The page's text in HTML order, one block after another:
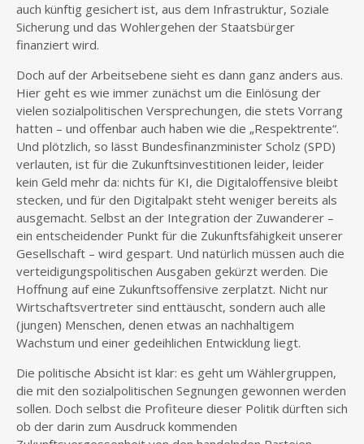
auch künftig gesichert ist, aus dem Infrastruktur, Soziale
Sicherung und das Wohlergehen der Staatsbürger
finanziert wird.
Doch auf der Arbeitsebene sieht es dann ganz anders aus.
Hier geht es wie immer zunächst um die Einlösung der
vielen sozialpolitischen Versprechungen, die stets Vorrang
hatten – und offenbar auch haben wie die „Respektrente“.
Und plötzlich, so lässt Bundesfinanzminister Scholz (SPD)
verlauten, ist für die Zukunftsinvestitionen leider, leider
kein Geld mehr da: nichts für KI, die Digitaloffensive bleibt
stecken, und für den Digitalpakt steht weniger bereits als
ausgemacht. Selbst an der Integration der Zuwanderer –
ein entscheidender Punkt für die Zukunftsfähigkeit unserer
Gesellschaft – wird gespart. Und natürlich müssen auch die
verteidigungspolitischen Ausgaben gekürzt werden. Die
Hoffnung auf eine Zukunftsoffensive zerplatzt. Nicht nur
Wirtschaftsvertreter sind enttäuscht, sondern auch alle
(jungen) Menschen, denen etwas an nachhaltigem
Wachstum und einer gedeihlichen Entwicklung liegt.
Die politische Absicht ist klar: es geht um Wählergruppen,
die mit den sozialpolitischen Segnungen gewonnen werden
sollen. Doch selbst die Profiteure dieser Politik dürften sich
ob der darin zum Ausdruck kommenden